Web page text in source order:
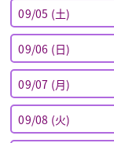
09/05 (土)
09/06 (日)
09/07 (月)
09/08 (火)